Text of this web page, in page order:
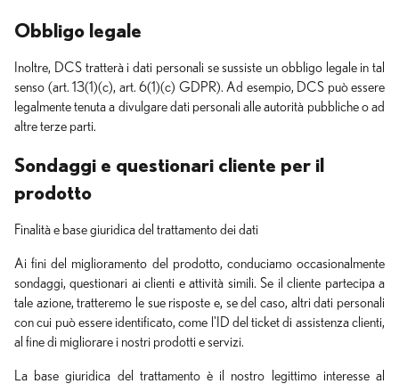
Obbligo legale
Inoltre, DCS tratterà i dati personali se sussiste un obbligo legale in tal
senso (art. 13(1)(c), art. 6(1)(c) GDPR). Ad esempio, DCS può essere
legalmente tenuta a divulgare dati personali alle autorità pubbliche o ad
altre terze parti.
Sondaggi e questionari cliente per il
prodotto
Finalità e base giuridica del trattamento dei dati
Ai fini del miglioramento del prodotto, conduciamo occasionalmente
sondaggi, questionari ai clienti e attività simili. Se il cliente partecipa a
tale azione, tratteremo le sue risposte e, se del caso, altri dati personali
con cui può essere identificato, come l'ID del ticket di assistenza clienti,
al fine di migliorare i nostri prodotti e servizi.
La base giuridica del trattamento è il nostro legittimo interesse al